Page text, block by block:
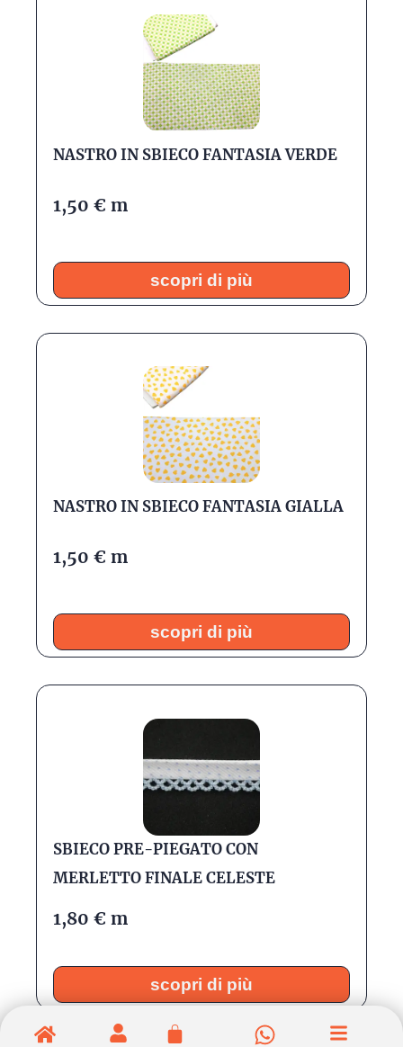
NASTRO IN SBIECO FANTASIA VERDE
1,50€ m
scopri di più
NASTRO IN SBIECO FANTASIA GIALLA
1,50€ m
scopri di più
SBIECO PRE-PIEGATO CON
MERLETTO FINALE CELESTE
1,80€ m
scopri di più